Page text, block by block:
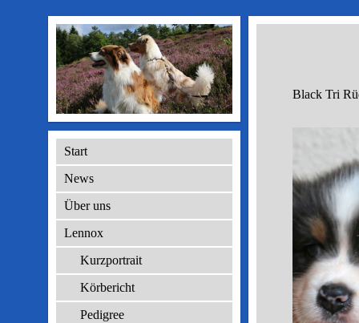
Start
News
Über uns
Lennox
Kurzportrait
Körbericht
Pedigree
Black Tri